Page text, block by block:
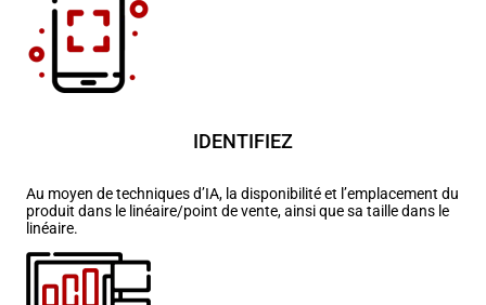
IDENTIFIEZ
Au moyen de techniques d’IA, la disponibilité et l’emplacement du
produit dans le linéaire/point de vente, ainsi que sa taille dans le
linéaire.